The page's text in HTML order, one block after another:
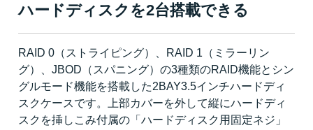
ハードディスクを2台搭載できる
RAID 0（ストライピング）、RAID 1（ミラーリン
グ）、JBOD（スパニング）の3種類のRAID機能とシン
グルモード機能を搭載した2BAY3.5インチハードディ
スクケースです。上部カバーを外して縦にハードディ
スクを挿しこみ付属の「ハードディスク用固定ネジ」